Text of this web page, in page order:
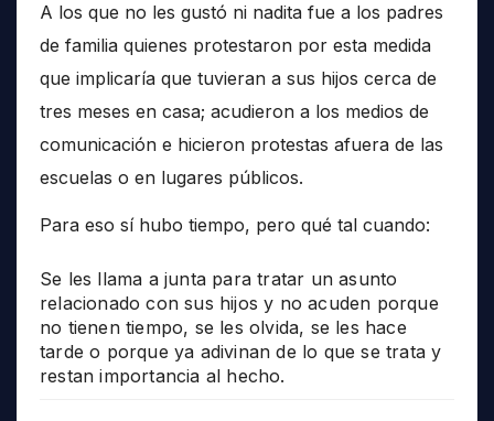
A los que no les gustó ni nadita fue a los padres
de familia quienes protestaron por esta medida
que implicaría que tuvieran a sus hijos cerca de
tres meses en casa; acudieron a los medios de
comunicación e hicieron protestas afuera de las
escuelas o en lugares públicos.
Para eso sí hubo tiempo, pero qué tal cuando:
Se les llama a junta para tratar un asunto
relacionado con sus hijos y no acuden porque
no tienen tiempo, se les olvida, se les hace
tarde o porque ya adivinan de lo que se trata y
restan importancia al hecho.